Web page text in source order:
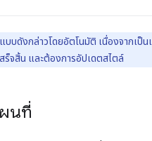
บดังกล่าวโดยอัตโนมัติ เนื่องจากเป็
สร็จสิ้น และต้องการอัปเดตสไตล์
นที่